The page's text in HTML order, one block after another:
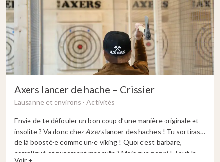
Axers lancer de hache – Crissier
Lausanne et environs -Activités
Envie de te défouler un bon coup d’une manière originale et
insolite ? Va donc chez Axerslancer des haches ! Tu sortiras
de là boosté·e comme un·e viking ! Quoi c’est barbare,
compliqué et purement masculin ? Mais que nenni ! Tout le
Voir +